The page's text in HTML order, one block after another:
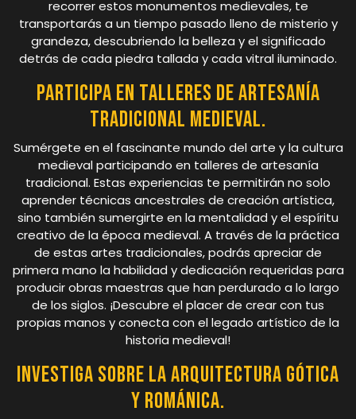
recorrer estos monumentos medievales, te
transportarás a un tiempo pasado lleno de misterio y
grandeza, descubriendo la belleza y el significado
detrás de cada piedra tallada y cada vitral iluminado.
Participa en talleres de artesanía
tradicional medieval.
Sumérgete en el fascinante mundo del arte y la cultura
medieval participando en talleres de artesanía
tradicional. Estas experiencias te permitirán no solo
aprender técnicas ancestrales de creación artística,
sino también sumergirte en la mentalidad y el espíritu
creativo de la época medieval. A través de la práctica
de estas artes tradicionales, podrás apreciar de
primera mano la habilidad y dedicación requeridas para
producir obras maestras que han perdurado a lo largo
de los siglos. ¡Descubre el placer de crear con tus
propias manos y conecta con el legado artístico de la
historia medieval!
Investiga sobre la arquitectura gótica
y románica.